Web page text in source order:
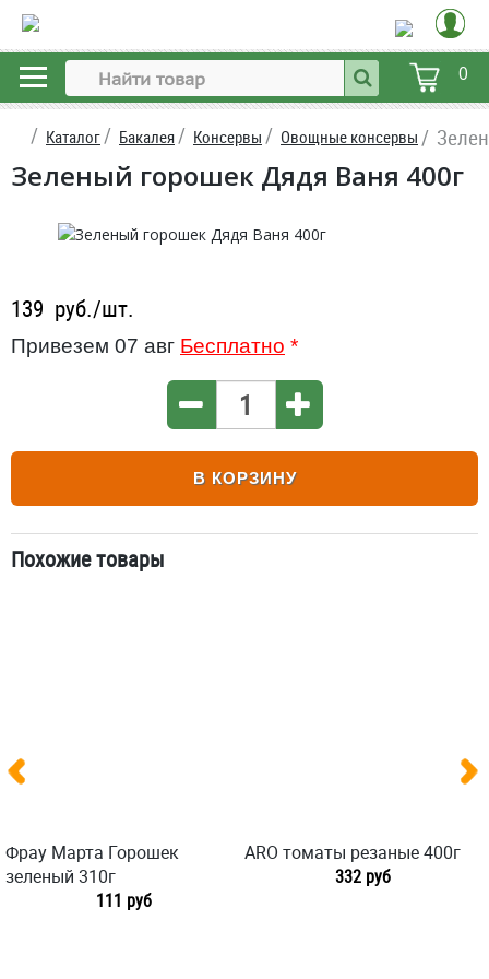
0
Каталог Бакалея Консервы Овощные консервы
Зеленый горошек Дядя Ваня 400г
139 руб./шт.
Привезем 07 авг Бесплатно *
В КОРЗИНУ
Похожие товары
Фрау Марта Горошек
зеленый 310г
111 руб
ARO томаты резаные 400г
332 руб